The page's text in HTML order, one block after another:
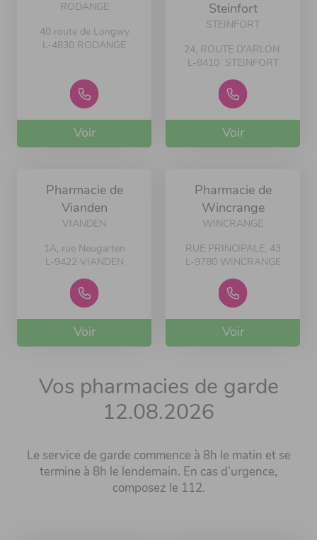
RODANGE
40 route de Longwy
L-4830 RODANGE
Voir
Steinfort
STEINFORT
24, ROUTE D'ARLON
L-8410 STEINFORT
Voir
Pharmacie de
Vianden
VIANDEN
1A, rue Neugarten
L-9422 VIANDEN
Voir
Pharmacie de
Wincrange
WINCRANGE
RUE PRINCIPALE, 43
L-9780 WINCRANGE
Voir
Vos pharmacies de garde
12.08.2026
Le service de garde commence à 8h le matin et se
termine à 8h le lendemain. En cas d’urgence,
composez le 112.